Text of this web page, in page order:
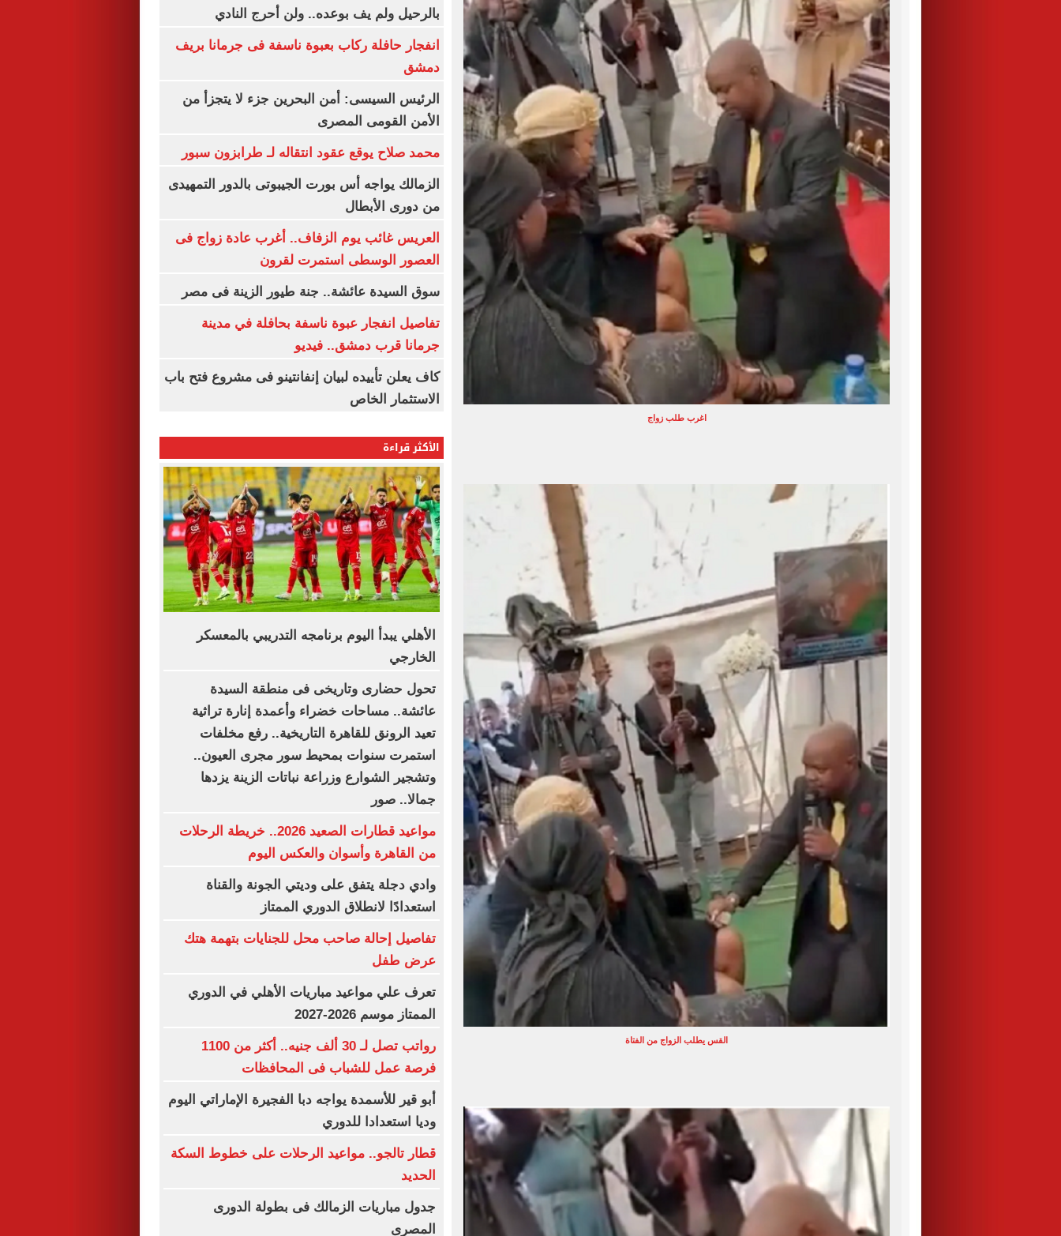
اغرب طلب زواج
القس يطلب الزواج من الفتاة
بالرحيل ولم يف بوعده.. ولن أحرج النادي
انفجار حافلة ركاب بعبوة ناسفة فى جرمانا بريف
دمشق
الرئيس السيسى: أمن البحرين جزء لا يتجزأ من
الأمن القومى المصرى
محمد صلاح يوقع عقود انتقاله لـ طرابزون سبور
الزمالك يواجه أس بورت الجيبوتى بالدور التمهيدى
من دورى الأبطال
العريس غائب يوم الزفاف.. أغرب عادة زواج فى
العصور الوسطى استمرت لقرون
سوق السيدة عائشة.. جنة طيور الزينة فى مصر
تفاصيل انفجار عبوة ناسفة بحافلة في مدينة
جرمانا قرب دمشق.. فيديو
كاف يعلن تأييده لبيان إنفانتينو فى مشروع فتح باب
الاستثمار الخاص
الأكثر قراءة
الأهلي يبدأ اليوم برنامجه التدريبي بالمعسكر
الخارجي
تحول حضارى وتاريخى فى منطقة السيدة
عائشة.. مساحات خضراء وأعمدة إنارة تراثية
تعيد الرونق للقاهرة التاريخية.. رفع مخلفات
استمرت سنوات بمحيط سور مجرى العيون..
وتشجير الشوارع وزراعة نباتات الزينة يزدها
جمالا.. صور
مواعيد قطارات الصعيد 2026.. خريطة الرحلات
من القاهرة وأسوان والعكس اليوم
وادي دجلة يتفق على وديتي الجونة والقناة
استعدادًا لانطلاق الدوري الممتاز
تفاصيل إحالة صاحب محل للجنايات بتهمة هتك
عرض طفل
تعرف علي مواعيد مباريات الأهلي في الدوري
الممتاز موسم 2026-2027
رواتب تصل لـ 30 ألف جنيه.. أكثر من 1100
فرصة عمل للشباب فى المحافظات
أبو قير للأسمدة يواجه دبا الفجيرة الإماراتي اليوم
وديا استعدادا للدوري
قطار تالجو.. مواعيد الرحلات على خطوط السكة
الحديد
جدول مباريات الزمالك فى بطولة الدورى
المصرى